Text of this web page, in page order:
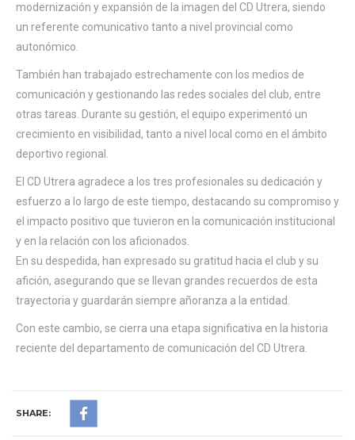
modernización y expansión de la imagen del CD Utrera, siendo
un referente comunicativo tanto a nivel provincial como
autonómico.
También han trabajado estrechamente con los medios de
comunicación y gestionando las redes sociales del club, entre
otras tareas. Durante su gestión, el equipo experimentó un
crecimiento en visibilidad, tanto a nivel local como en el ámbito
deportivo regional.
El CD Utrera agradece a los tres profesionales su dedicación y
esfuerzo a lo largo de este tiempo, destacando su compromiso y
el impacto positivo que tuvieron en la comunicación institucional
y en la relación con los aficionados.
En su despedida, han expresado su gratitud hacia el club y su
afición, asegurando que se llevan grandes recuerdos de esta
trayectoria y guardarán siempre añoranza a la entidad.
Con este cambio, se cierra una etapa significativa en la historia
reciente del departamento de comunicación del CD Utrera.
SHARE: